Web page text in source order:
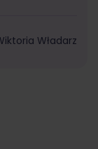
Władarz